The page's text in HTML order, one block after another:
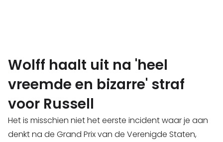
Wolff haalt uit na 'heel
vreemde en bizarre' straf
voor Russell
Het is misschien niet het eerste incident waar je aan
denkt na de Grand Prix van de Verenigde Staten,